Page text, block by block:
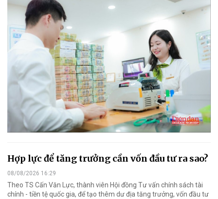
Hợp lực để tăng trưởng cần vốn đầu tư ra sao?
08/08/2026 16:29
Theo TS Cấn Văn Lực, thành viên Hội đồng Tư vấn chính sách tài
chính - tiền tệ quốc gia, để tạo thêm dư địa tăng trưởng, vốn đầu tư